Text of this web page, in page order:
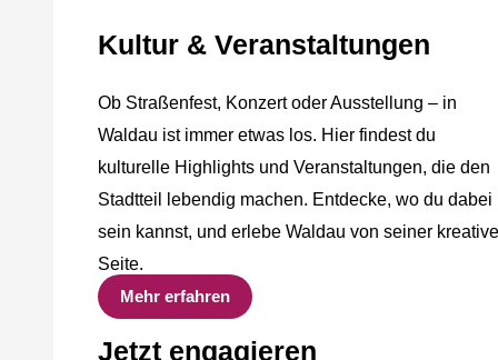
Kultur & Veranstaltungen
Ob Straßenfest, Konzert oder Ausstellung – in
Waldau ist immer etwas los. Hier findest du
kulturelle Highlights und Veranstaltungen, die den
Stadtteil lebendig machen. Entdecke, wo du dabei
sein kannst, und erlebe Waldau von seiner
Seite.
Mehr erfahren
Jetzt engagieren